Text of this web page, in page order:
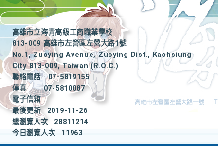
高雄市立海青高級工商職業學校
813-009 高雄市左營區左營大路1號
No.1, Zuoying Avenue, Zuoying Dist., Kaohsiung
City 813-009, Taiwan (R.O.C.)
聯絡電話
07-5819155
|
傳真
07-5810087
電子信箱
最後更新
2019-11-26
總瀏覽人次
28811214
今日瀏覽人次
11963